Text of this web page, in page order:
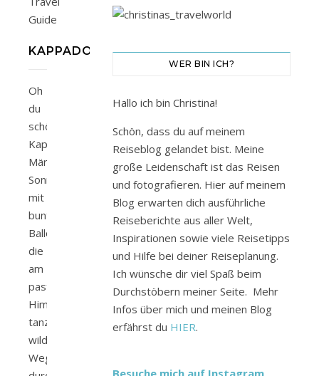
KAPPADOKIEN
Oh
du
schönes
Kappadokien!
Märchenhafte
Sonnenaufgänge
mit
bunten
Ballons
die
am
pastellfarbenen
Himmel
tanzen,
wildromantische
Wege
WER BIN ICH?
Hallo ich bin Christina!
Schön, dass du auf meinem
Reiseblog gelandet bist. Meine
große Leidenschaft ist das Reisen
und fotografieren. Hier auf meinem
Blog erwarten dich ausführliche
Reiseberichte aus aller Welt,
Inspirationen sowie viele Reisetipps
und Hilfe bei deiner Reiseplanung.
Ich wünsche dir viel Spaß beim
Durchstöbern meiner Seite. Mehr
Infos über mich und meinen Blog
erfährst du HIER.
Besuche mich auf Instagram